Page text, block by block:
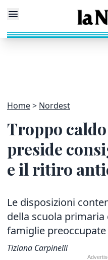
Home Nordest
Troppo
preside
e il ritiro
Le disposizioni
della scuola primaria
famiglie preoccupate
Tiziana Carpinelli